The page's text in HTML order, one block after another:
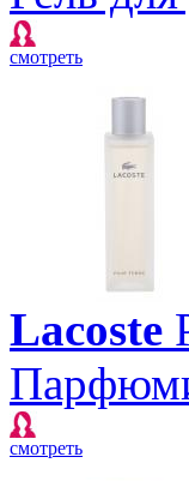
смотреть
Lacoste
смотреть